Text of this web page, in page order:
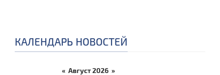
КАЛЕНДАРЬ НОВОСТЕЙ
« Август 2026 »